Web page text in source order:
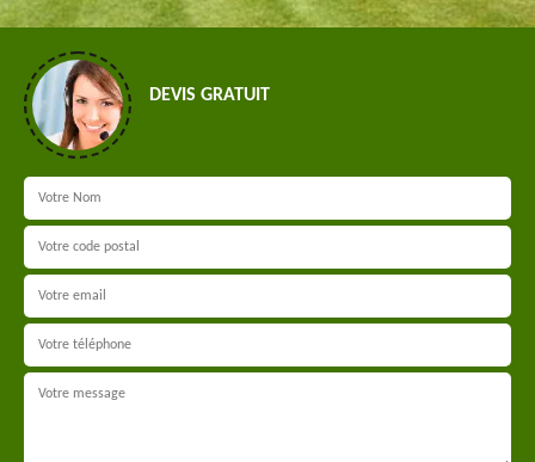
DEVIS GRATUIT